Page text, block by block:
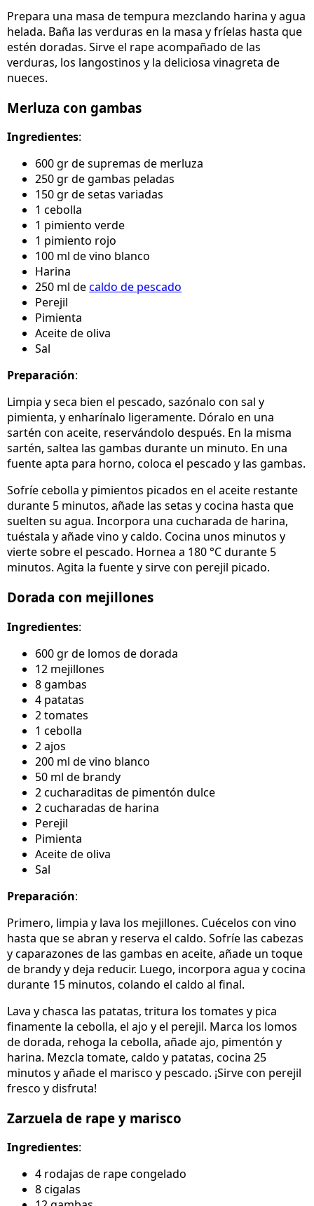
Prepara una masa de tempura mezclando harina y agua
helada. Baña las verduras en la masa y fríelas hasta que
estén doradas. Sirve el rape acompañado de las
verduras, los langostinos y la deliciosa vinagreta de
nueces.
Merluza con gambas
Ingredientes:
600 gr de supremas de merluza
250 gr de gambas peladas
150 gr de setas variadas
1 cebolla
1 pimiento verde
1 pimiento rojo
100 ml de vino blanco
Harina
250 ml decaldo de pescado
Perejil
Pimienta
Aceite de oliva
Sal
Preparación:
Limpia y seca bien el pescado, sazónalo con sal y
pimienta, y enharínalo ligeramente. Dóralo en una
sartén con aceite, reservándolo después. En la misma
sartén, saltea las gambas durante un minuto. En una
fuente apta para horno, coloca el pescado y las gambas.
Sofríe cebolla y pimientos picados en el aceite restante
durante 5 minutos, añade las setas y cocina hasta que
suelten su agua. Incorpora una cucharada de harina,
tuéstala y añade vino y caldo. Cocina unos minutos y
vierte sobre el pescado. Hornea a 180 °C durante 5
minutos. Agita la fuente y sirve con perejil picado.
Dorada con mejillones
Ingredientes:
600 gr de lomos de dorada
12 mejillones
8 gambas
4 patatas
2 tomates
1 cebolla
2 ajos
200 ml de vino blanco
50 ml de brandy
2 cucharaditas de pimentón dulce
2 cucharadas de harina
Perejil
Pimienta
Aceite de oliva
Sal
Preparación:
Primero, limpia y lava los mejillones. Cuécelos con vino
hasta que se abran y reserva el caldo. Sofríe las cabezas
y caparazones de las gambas en aceite, añade un toque
de brandy y deja reducir. Luego, incorpora agua y cocina
durante 15 minutos, colando el caldo al final.
Lava y chasca las patatas, tritura los tomates y pica
finamente la cebolla, el ajo y el perejil. Marca los lomos
de dorada, rehoga la cebolla, añade ajo, pimentón y
harina. Mezcla tomate, caldo y patatas, cocina 25
minutos y añade el marisco y pescado. ¡Sirve con perejil
fresco y disfruta!
Zarzuela de rape y marisco
Ingredientes:
4 rodajas de rape congelado
8 cigalas